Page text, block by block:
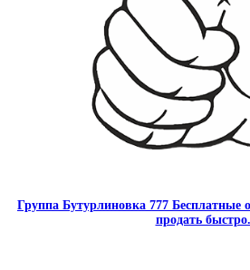
Группа Бутурлиновка 777 Бесплатные
продать быстро.